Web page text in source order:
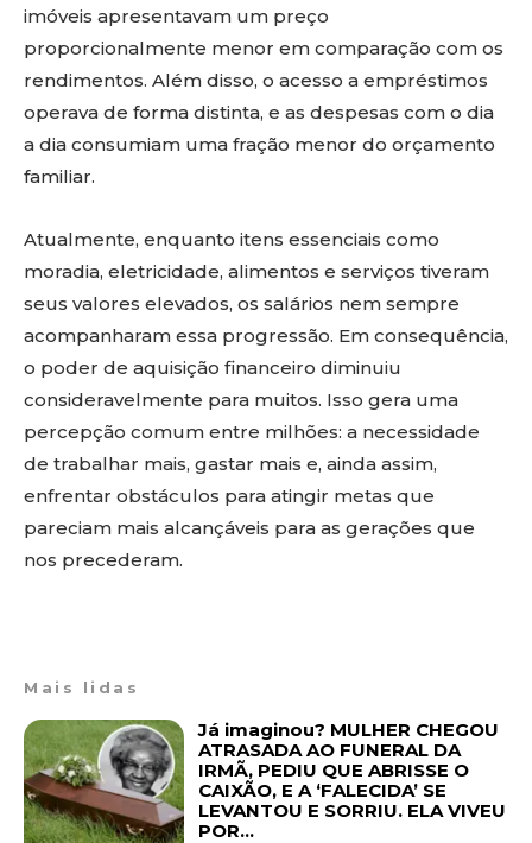
imóveis apresentavam um preço
proporcionalmente menor em comparação com os
rendimentos. Além disso, o acesso a empréstimos
operava de forma distinta, e as despesas com o dia
a dia consumiam uma fração menor do orçamento
familiar.
Atualmente, enquanto itens essenciais como
moradia, eletricidade, alimentos e serviços tiveram
seus valores elevados, os salários nem sempre
acompanharam essa progressão. Em consequência,
o poder de aquisição financeiro diminuiu
consideravelmente para muitos. Isso gera uma
percepção comum entre milhões: a necessidade
de trabalhar mais, gastar mais e, ainda assim,
enfrentar obstáculos para atingir metas que
pareciam mais alcançáveis para as gerações que
nos precederam.
Mais lidas
Já imaginou? MULHER CHEGOU
ATRASADA AO FUNERAL DA
IRMÃ, PEDIU QUE ABRISSE O
CAIXÃO, E A ‘FALECIDA’ SE
LEVANTOU E SORRIU. ELA VIVEU
POR...